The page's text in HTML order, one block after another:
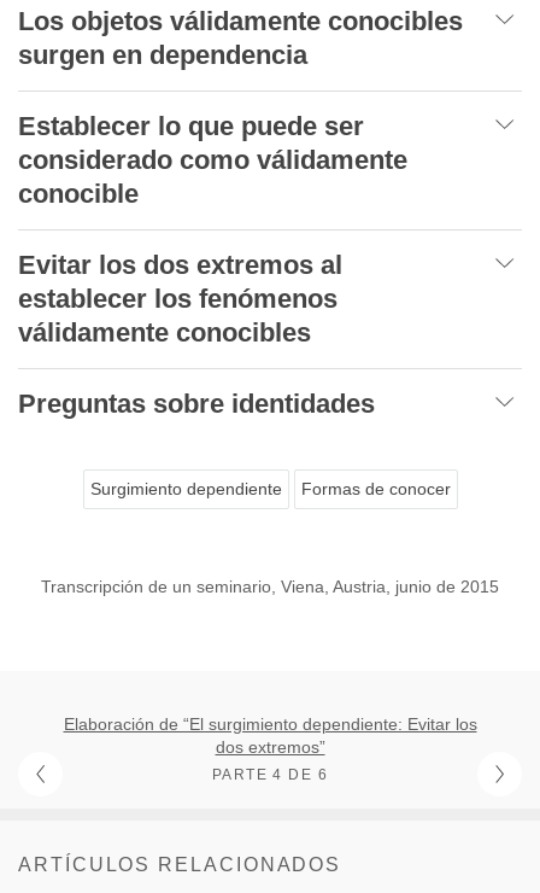
Los objetos válidamente conocibles
surgen en dependencia
Establecer lo que puede ser
considerado como válidamente
conocible
Evitar los dos extremos al
establecer los fenómenos
válidamente conocibles
Preguntas sobre identidades
Surgimiento dependiente Formas de conocer
Transcripción de un seminario, Viena, Austria, junio de 2015
Elaboración de “El surgimiento dependiente: Evitar los
dos extremos”
PARTE 4 DE 6
ARTÍCULOS RELACIONADOS